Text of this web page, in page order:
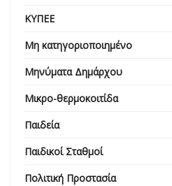
ΚΥΠΕΕ
Μη κατηγοριοποιημένο
Μηνύματα Δημάρχου
Μικρο-θερμοκοιτίδα
Παιδεία
Παιδικοί Σταθμοί
Πολιτική Προστασία